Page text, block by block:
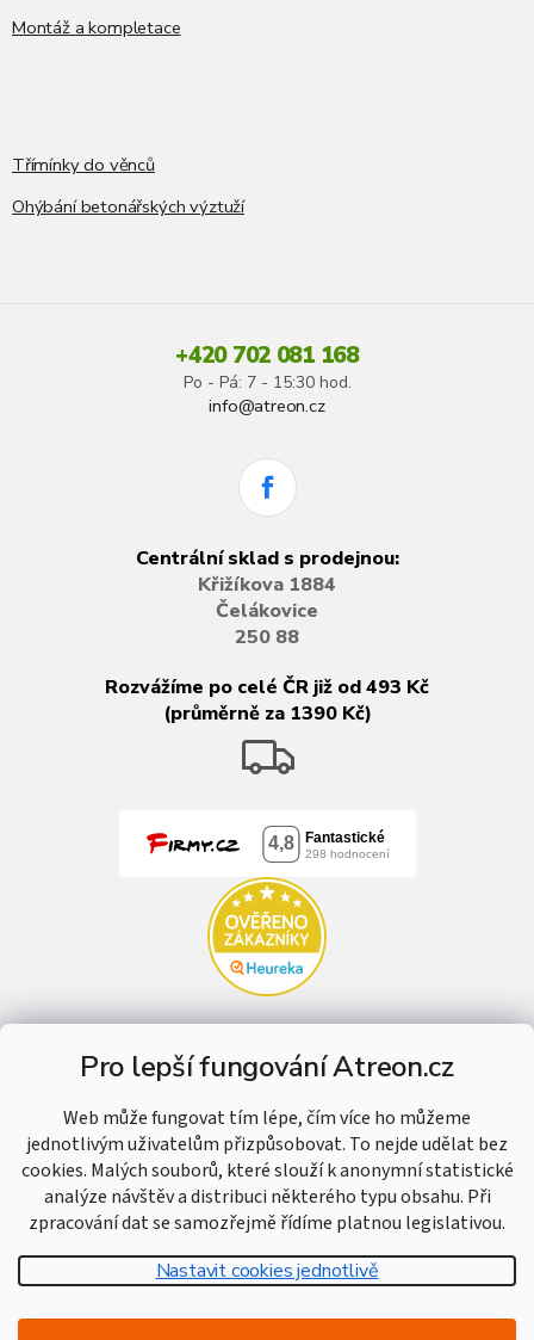
Pro lepší fungování Atreon.cz
Web může fungovat tím lépe, čím více ho můžeme
jednotlivým uživatelům přizpůsobovat. To nejde udělat bez
cookies. Malých souborů, které slouží k anonymní statistické
analýze návštěv a distribuci některého typu obsahu. Při
zpracování dat se samozřejmě řídíme platnou legislativou.
Nastavit cookies jednotlivě
Montáž a kompletace
Třímínky do věnců
Ohýbání betonářských výztuží
+420 702 081 168
Po - Pá: 7 - 15:30 hod.
info@atreon.cz
Centrální sklad s prodejnou:
Křižíkova 1884
Čelákovice
250 88
Rozvážíme po celé ČR již od 493 Kč
(průměrně za 1390 Kč)
Vytvořil Shoptet